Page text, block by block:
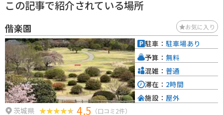
この記事で紹介されている場所
偕楽園 お気に入り
茨城県 4.5 （口コミ2件）
駐車： 駐車場あり
予算： 無料
混雑： 普通
滞在： 2時間
施設： 屋外